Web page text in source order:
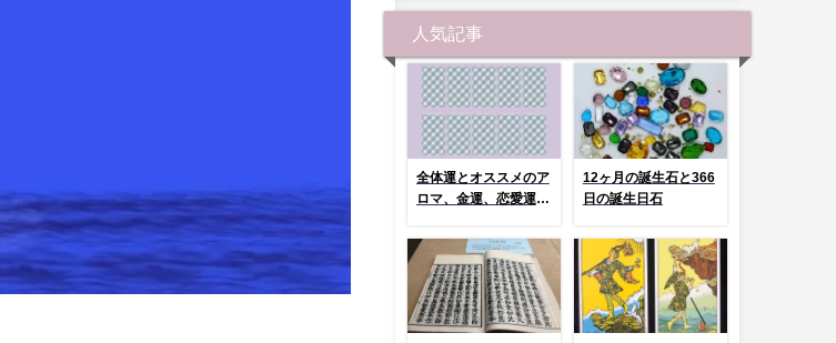
人気記事
全体運とオススメのア
ロマ、金運、恋愛運、
プ！
12ヶ月の誕生石と366
日の誕生日石